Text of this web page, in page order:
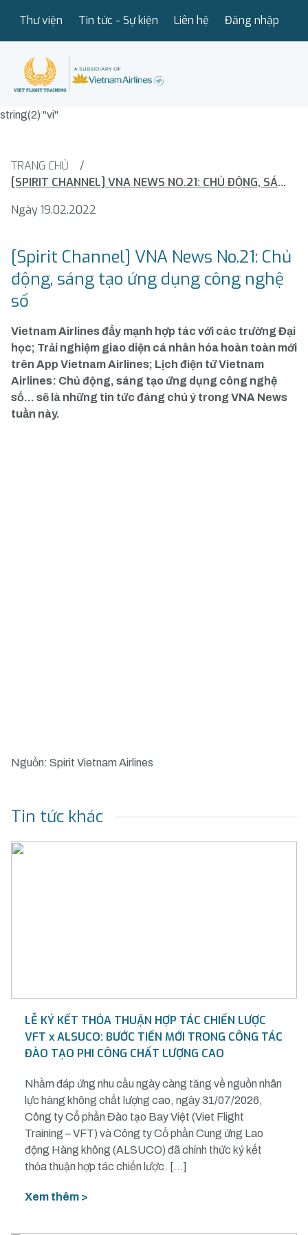
Thư viện Tin tức - Sự kiện Liên hệ Đăng nhập
string(2) "vi"
TRANG CHỦ
/
[SPIRIT CHANNEL] VNA NEWS NO.21: CHỦ ĐỘNG, SÁNG TẠO ỨNG DỤNG CÔNG NGHỆ SỐ
Ngày 19.02.2022
[Spirit Channel] VNA News No.21: Chủ
động, sáng tạo ứng dụng công nghệ
số
Vietnam Airlines đẩy mạnh hợp tác với các trường Đại
học; Trải nghiệm giao diện cá nhân hóa hoàn toàn mới
trên App Vietnam Airlines; Lịch điện tử Vietnam
Airlines: Chủ động, sáng tạo ứng dụng công nghệ
số… sẽ là những tin tức đáng chú ý trong VNA News
tuần này.
Nguồn: Spirit Vietnam Airlines
Tin tức khác
LỄ KÝ KẾT THỎA THUẬN HỢP TÁC CHIẾN LƯỢC
VFT x ALSUCO: BƯỚC TIẾN MỚI TRONG CÔNG TÁC
ĐÀO TẠO PHI CÔNG CHẤT LƯỢNG CAO
Nhằm đáp ứng nhu cầu ngày càng tăng về nguồn nhân
lực hàng không chất lượng cao, ngày 31/07/2026,
Công ty Cổ phần Đào tạo Bay Việt (Viet Flight
Training – VFT) và Công ty Cổ phần Cung ứng Lao
động Hàng không (ALSUCO) đã chính thức ký kết
thỏa thuận hợp tác chiến lược. […]
Xem thêm >